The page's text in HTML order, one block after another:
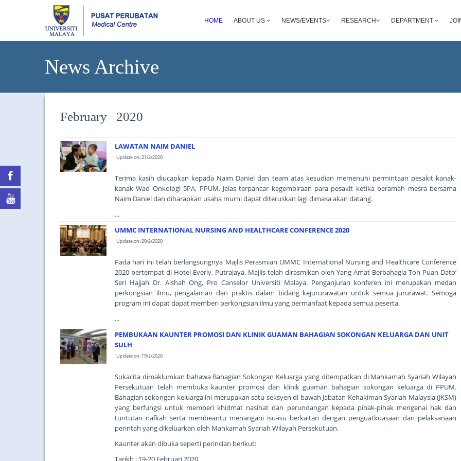
HOME ABOUT US NEWS/EVENTS RESEARCH DEPARTMENT
News Archive
February 2020
LAWATAN NAIM DANIEL
Update on: 21/2/2020
Terima kasih diucapkan kepada Naim Daniel dan team atas kesudian memenuhi permintaan pesakit kanak-
kanak Wad Onkologi 5PA, PPUM. Jelas terpancar kegembiraan para pesakit ketika beramah mesra bersama
Naim Daniel dan diharapkan usaha murni dapat diteruskan lagi dimasa akan datang.
...
UMMC INTERNATIONAL NURSING AND HEALTHCARE CONFERENCE 2020
Update on: 20/2/2020
Pada hari ini telah berlangsungnya Majlis Perasmian UMMC International Nursing and Healthcare Conference
2020 bertempat di Hotel Everly, Putrajaya. Majlis telah dirasmikan oleh Yang Amat Berbahagia Toh Puan Dato’
Seri Hajjah Dr. Aishah Ong, Pro Canselor Universiti Malaya. Penganjuran konferen ini merupakan medan
perkongsian ilmu, pengalaman dan praktis dalam bidang kejururawatan untuk semua jururawat. Semoga
program ini dapat dapat memberi perkongsian ilmu yang bermanfaat kepada semua peserta.
...
PEMBUKAAN KAUNTER PROMOSI DAN KLINIK GUAMAN BAHAGIAN SOKONGAN KELUARGA DAN UNIT
SULH
Update on: 19/2/2020
Sukacita dimaklumkan bahawa Bahagian Sokongan Keluarga yang ditempatkan di Mahkamah Syariah Wilayah
Persekutuan telah membuka kaunter promosi dan klinik guaman bahagian sokongan keluarga di PPUM.
Bahagian sokongan keluarga ini merupakan satu seksyen di bawah Jabatan Kehakiman Syariah Malaysia (JKSM)
yang berfungsi untuk memberi khidmat nasihat dan perundangan kepada pihak-pihak mengenai hak dan
tuntutan nafkah serta membeantu menangani isu-isu berkaitan dengan penguatkuasaan dan pelaksanaan
perintah yang dikeluarkan oleh Mahkamah Syariah Wilayah Persekutuan.
Kaunter akan dibuka seperti perincian berikut:
Tarikh : 19-20 Februari 2020